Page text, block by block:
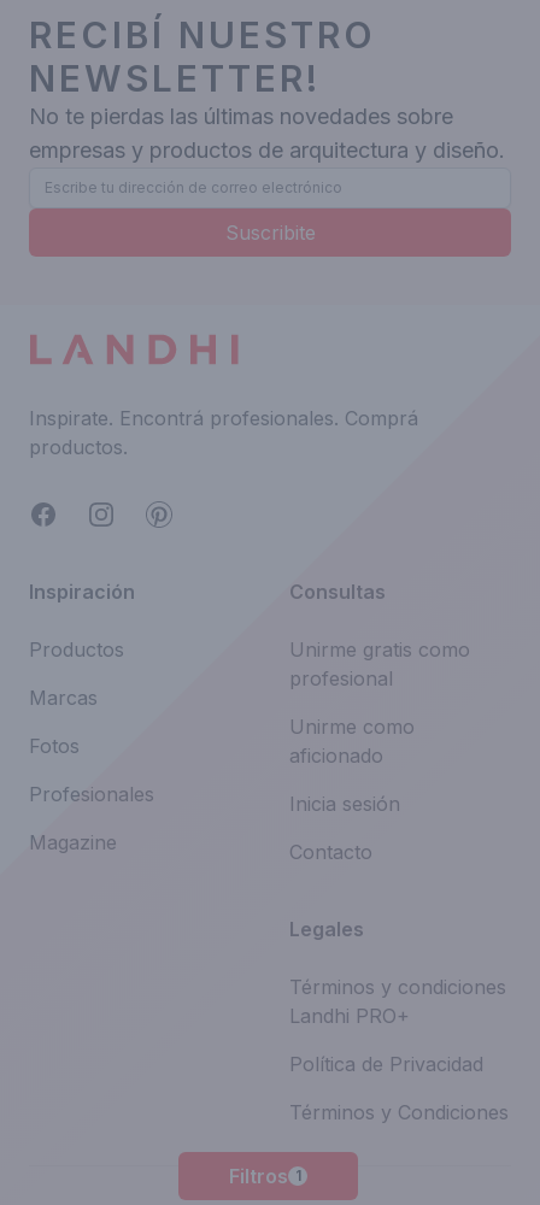
RECIBÍ NUESTRO
NEWSLETTER!
No te pierdas las últimas novedades sobre
empresas y productos de arquitectura y diseño.
Suscribite
Inspirate. Encontrá profesionales. Comprá
productos.
FacebookInstagramPinterest
Inspiración
Productos
Marcas
Fotos
Profesionales
Magazine
Consultas
Unirme gratis como
profesional
Unirme como
aficionado
Inicia sesión
Contacto
Legales
Términos y condiciones
Landhi PRO+
Política de Privacidad
Términos y Condiciones
Filtros 1